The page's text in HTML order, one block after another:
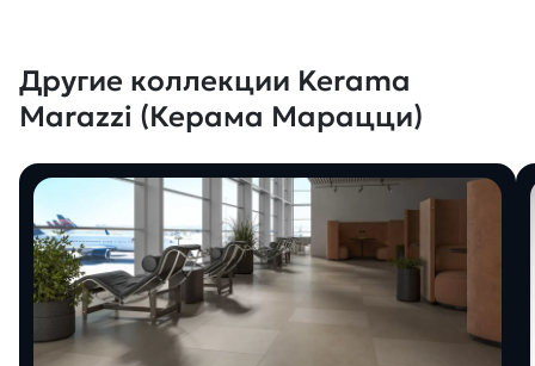
Другие коллекции Kerama
Marazzi (Керама Марацци)